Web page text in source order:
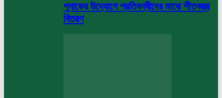
পুনাকের উদ্যোগে প্রতিবন্ধীদের মাঝে শীতবস্ত্র
বিতরণ